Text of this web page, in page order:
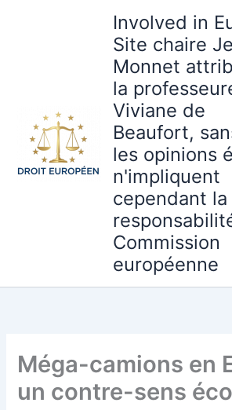
Involved in
Site chaire
Monnet
la
Viviane de
Beaufort,
les opinions
n'impliquent
cependant la
Commission
européenne
Méga-camions en
un contre-sens